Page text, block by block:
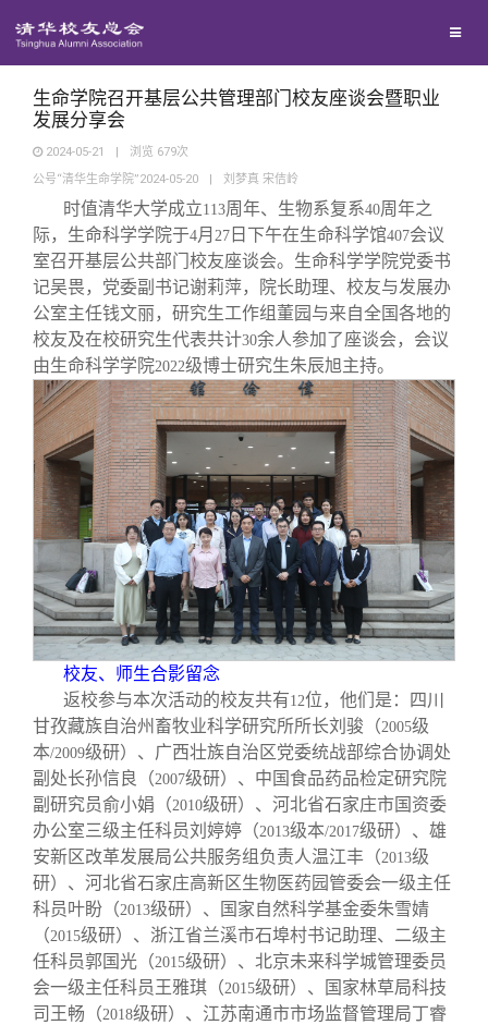
地区联络
年级联络
院系校友工作
专业委员会
兴趣群体
西南联大校友会
回馈母校
捐赠项目
捐赠新闻
捐赠纪事
捐赠方法
义工计划
媒体平台
《清华校友通讯》
《水木清华》
我要订阅
新媒体平台
百年清华
清华人物
清华故事
青春风采
校友文苑
校友讲坛
校友视界
校友服务
终身学习
信息化服务
三创大赛
实用信息
校友总会
总会简介
会长致辞
总会章程
理事会名单
制度法规
联系我们
关闭
生命学院召开基层公共管理部门校友座谈会暨职业
发展分享会
2024-05-21 | 浏览 679次
公号“清华生命学院”2024-05-20
| 刘梦真 宋佶岭
时值清华大学成立113周年、生物系复系40周年之
际，生命科学学院于4月 27 日下午在生命科学馆407会议
室召开基层公共部门校友座谈会。生命科学学院党委书
记吴畏，党委副书记谢莉萍，院长助理、校友与发展办
公室主任钱文丽，研究生工作组董园与来自全国各地的
校友及在校研究生代表共计30余人参加了座谈会，会议
由生命科学学院2022级博士研究生朱辰旭主持。
校友、师生合影留念
返校参与本次活动的校友共有12位，他们是：四川
甘孜藏族自治州畜牧业科学研究所所长刘骏（2005级
本/2009级研）、广西壮族自治区党委统战部综合协调处
副处长孙信良（2007级研）、中国食品药品检定研究院
副研究员俞小娟（2010级研）、河北省石家庄市国资委
办公室三级主任科员刘婷婷（2013级本/2017级研）、雄
安新区改革发展局公共服务组负责人温江丰（2013级
研）、河北省石家庄高新区生物医药园管委会一级主任
科员叶盼（2013级研）、国家自然科学基金委朱雪婧
（2015级研）、浙江省兰溪市石埠村书记助理、二级主
任科员郭国光（2015级研）、北京未来科学城管理委员
会一级主任科员王雅琪（2015级研）、国家林草局科技
司王畅（2018级研）、江苏南通市市场监督管理局丁睿